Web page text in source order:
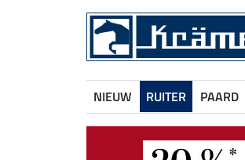
NIEUW RUITER PAARD